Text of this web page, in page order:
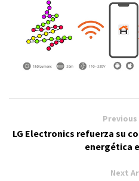
LG Electronics refuerza su
energética
Next